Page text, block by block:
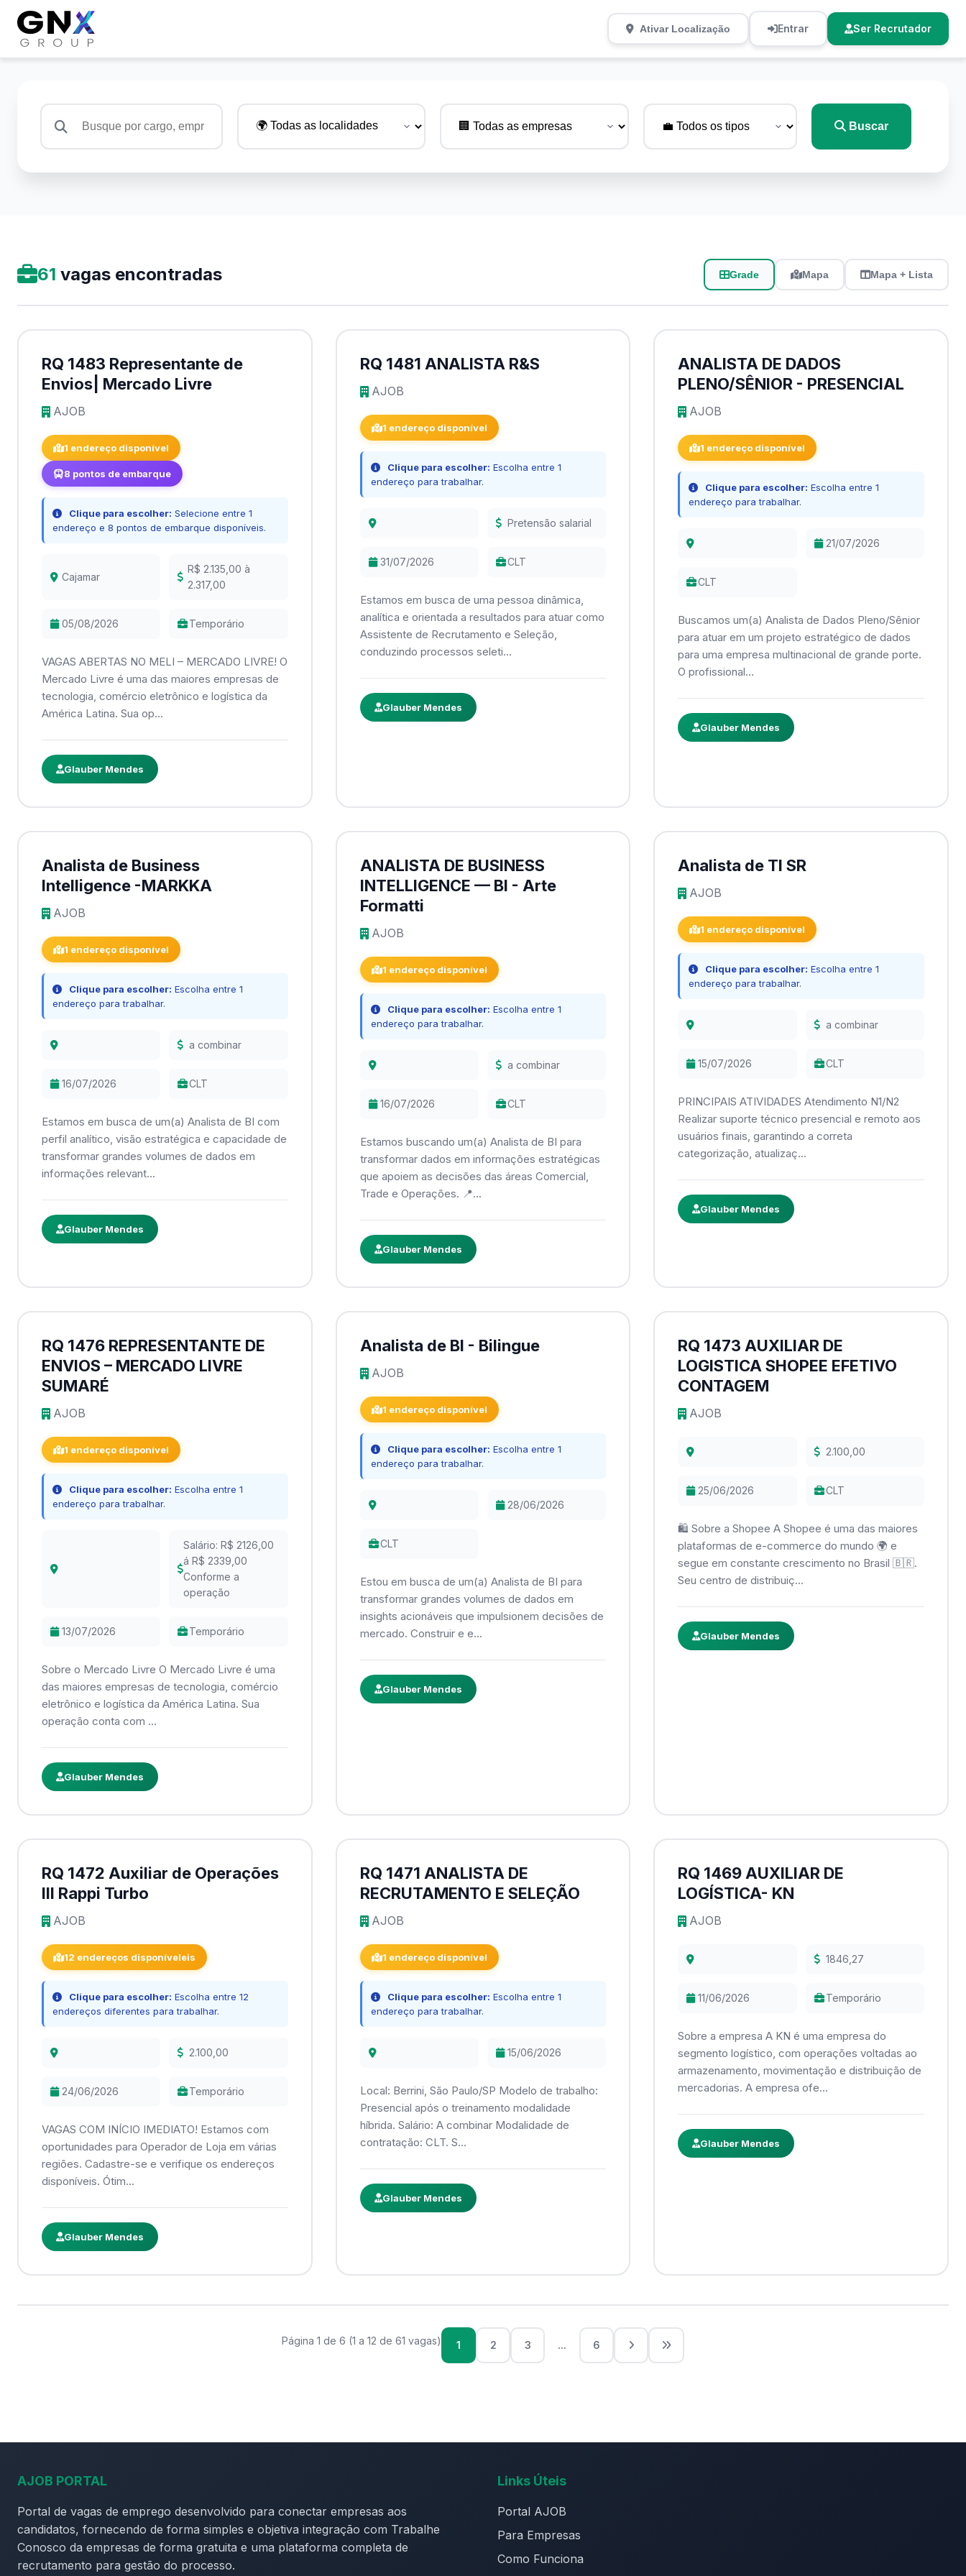
Ativar Localização Entrar Ser Recrutador
Buscar
61 vagas encontradas Grade Mapa Mapa + Lista
RQ 1483 Representante de
Envios| Mercado Livre
AJOB
1 endereço disponível
8 pontos de embarque
Clique para escolher: Selecione entre 1
endereço e 8 pontos de embarque disponíveis.
Cajamar
R$ 2.135,00 à
2.317,00
05/08/2026 Temporário
VAGAS ABERTAS NO MELI – MERCADO LIVRE! O
Mercado Livre é uma das maiores empresas de
tecnologia, comércio eletrônico e logística da
América Latina. Sua op...
Glauber Mendes
RQ 1481 ANALISTA R&S
AJOB
1 endereço disponível
Clique para escolher: Escolha entre 1
endereço para trabalhar.
Pretensão salarial
31/07/2026 CLT
Estamos em busca de uma pessoa dinâmica,
analítica e orientada a resultados para atuar como
Assistente de Recrutamento e Seleção,
conduzindo processos seleti...
Glauber Mendes
ANALISTA DE DADOS
PLENO/SÊNIOR - PRESENCIAL
AJOB
1 endereço disponível
Clique para escolher: Escolha entre 1
endereço para trabalhar.
21/07/2026
CLT
Buscamos um(a) Analista de Dados Pleno/Sênior
para atuar em um projeto estratégico de dados
para uma empresa multinacional de grande porte.
O profissional...
Glauber Mendes
Analista de Business
Intelligence -MARKKA
AJOB
1 endereço disponível
Clique para escolher: Escolha entre 1
endereço para trabalhar.
a combinar
16/07/2026 CLT
Estamos em busca de um(a) Analista de BI com
perfil analítico, visão estratégica e capacidade de
transformar grandes volumes de dados em
informações relevant...
Glauber Mendes
ANALISTA DE BUSINESS
INTELLIGENCE — BI - Arte
Formatti
AJOB
1 endereço disponível
Clique para escolher: Escolha entre 1
endereço para trabalhar.
a combinar
16/07/2026 CLT
Estamos buscando um(a) Analista de BI para
transformar dados em informações estratégicas
que apoiem as decisões das áreas Comercial,
Trade e Operações. 📍...
Glauber Mendes
Analista de TI SR
AJOB
1 endereço disponível
Clique para escolher: Escolha entre 1
endereço para trabalhar.
a combinar
15/07/2026 CLT
PRINCIPAIS ATIVIDADES Atendimento N1/N2
Realizar suporte técnico presencial e remoto aos
usuários finais, garantindo a correta
categorização, atualizaç...
Glauber Mendes
RQ 1476 REPRESENTANTE DE
ENVIOS – MERCADO LIVRE
SUMARÉ
AJOB
1 endereço disponível
Clique para escolher: Escolha entre 1
endereço para trabalhar.
Salário: R$ 2126,00
á R$ 2339,00
Conforme a
operação
13/07/2026 Temporário
Sobre o Mercado Livre O Mercado Livre é uma
das maiores empresas de tecnologia, comércio
eletrônico e logística da América Latina. Sua
operação conta com ...
Glauber Mendes
Analista de BI - Bilingue
AJOB
1 endereço disponível
Clique para escolher: Escolha entre 1
endereço para trabalhar.
28/06/2026
CLT
Estou em busca de um(a) Analista de BI para
transformar grandes volumes de dados em
insights acionáveis que impulsionem decisões de
mercado. Construir e e...
Glauber Mendes
RQ 1473 AUXILIAR DE
LOGISTICA SHOPEE EFETIVO
CONTAGEM
AJOB
2.100,00
25/06/2026 CLT
🛍️ Sobre a Shopee A Shopee é uma das maiores
plataformas de e-commerce do mundo 🌍 e
segue em constante crescimento no Brasil 🇧🇷.
Seu centro de distribuiç...
Glauber Mendes
RQ 1472 Auxiliar de Operações
III Rappi Turbo
AJOB
12 endereços disponíveleis
Clique para escolher: Escolha entre 12
endereços diferentes para trabalhar.
2.100,00
24/06/2026 Temporário
VAGAS COM INÍCIO IMEDIATO! Estamos com
oportunidades para Operador de Loja em várias
regiões. Cadastre-se e verifique os endereços
disponíveis. Ótim...
Glauber Mendes
RQ 1471 ANALISTA DE
RECRUTAMENTO E SELEÇÃO
AJOB
1 endereço disponível
Clique para escolher: Escolha entre 1
endereço para trabalhar.
15/06/2026
Local: Berrini, São Paulo/SP Modelo de trabalho:
Presencial após o treinamento modalidade
híbrida. Salário: A combinar Modalidade de
contratação: CLT. S...
Glauber Mendes
RQ 1469 AUXILIAR DE
LOGÍSTICA- KN
AJOB
1846,27
11/06/2026 Temporário
Sobre a empresa A KN é uma empresa do
segmento logístico, com operações voltadas ao
armazenamento, movimentação e distribuição de
mercadorias. A empresa ofe...
Glauber Mendes
Página 1 de 6 (1 a 12 de 61 vagas) 1 2 3 ... 6
AJOB PORTAL
Portal de vagas de emprego desenvolvido para conectar empresas aos
candidatos, fornecendo de forma simples e objetiva integração com Trabalhe
Conosco da empresas de forma gratuita e uma plataforma completa de
recrutamento para gestão do processo.
Links Úteis
Portal AJOB
Para Empresas
Como Funciona